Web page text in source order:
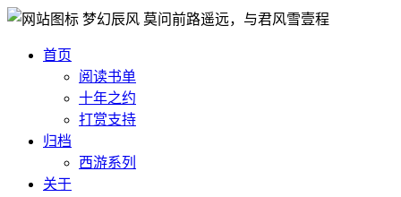
梦幻辰风 莫问前路遥远，与君风雪壹程
首页
阅读书单
十年之约
打赏支持
归档
西游系列
关于